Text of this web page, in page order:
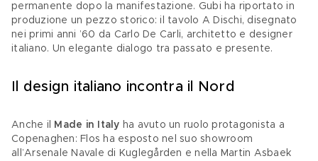
permanente dopo la manifestazione. Gubi ha riportato in
produzione un pezzo storico: il tavolo A Dischi, disegnato
nei primi anni ’60 da Carlo De Carli, architetto e designer
italiano. Un elegante dialogo tra passato e presente.
Il design italiano incontra il Nord
Anche il Made in Italy ha avuto un ruolo protagonista a
Copenaghen: Flos ha esposto nel suo showroom
all’Arsenale Navale di Kuglegården e nella Martin Asbaek